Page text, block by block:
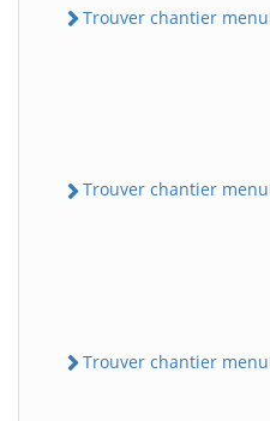
Trouver chantier
Trouver chantier
Trouver chantier